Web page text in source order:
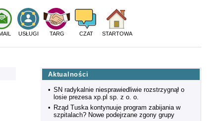
USŁUGI TARG CZAT STARTOWA
Aktualności
• SN radykalnie niesprawiedliwie rozstrzygnął o
losie prezesa xp.pl sp. z o. o.
• Rząd Tuska kontynuuje program zabijania w
szpitalach? Nowe podejrzane zgony grupy